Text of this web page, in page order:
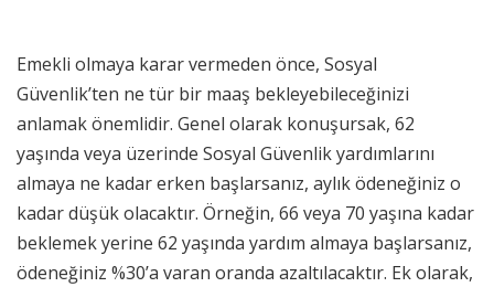
Emekli olmaya karar vermeden önce, Sosyal
Güvenlik’ten ne tür bir maaş bekleyebileceğinizi
anlamak önemlidir. Genel olarak konuşursak, 62
yaşında veya üzerinde Sosyal Güvenlik yardımlarını
almaya ne kadar erken başlarsanız, aylık ödeneğiniz o
kadar düşük olacaktır. Örneğin, 66 veya 70 yaşına kadar
beklemek yerine 62 yaşında yardım almaya başlarsanız,
ödeneğiniz %30’a varan oranda azaltılacaktır. Ek olarak,